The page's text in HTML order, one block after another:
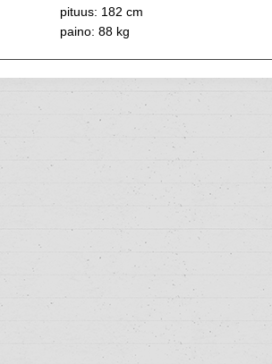
pituus: 182 cm
paino: 88 kg